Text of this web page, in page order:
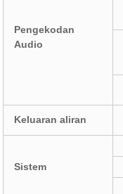
Pengekodan
Audio
Keluaran aliran
Sistem